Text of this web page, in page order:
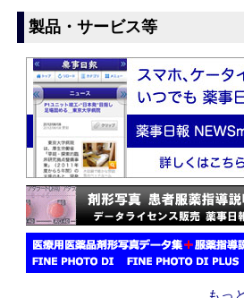
製品・サービス等
もっ